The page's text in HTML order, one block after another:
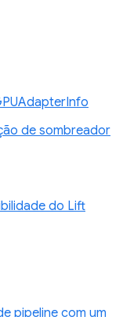
de sombreador
do Lift
pipeline com um